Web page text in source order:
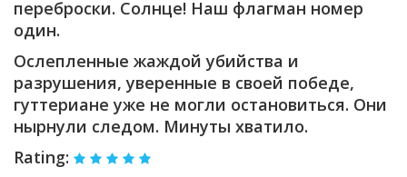
переброски. Солнце! Наш флагман номер
один.
Ослепленные жаждой убийства и
разрушения, уверенные в своей победе,
гуттериане уже не могли остановиться. Они
нырнули следом. Минуты хватило.
Rating: